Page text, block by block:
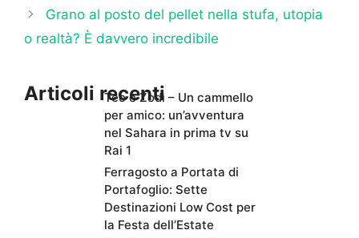
Grano al posto del pellet nella stufa, utopia
o realtà? È davvero incredibile
Articoli recentiTeo e Zodì – Un cammello
per amico: un’avventura
nel Sahara in prima tv su
Rai 1
Ferragosto a Portata di
Portafoglio: Sette
Destinazioni Low Cost per
la Festa dell’Estate